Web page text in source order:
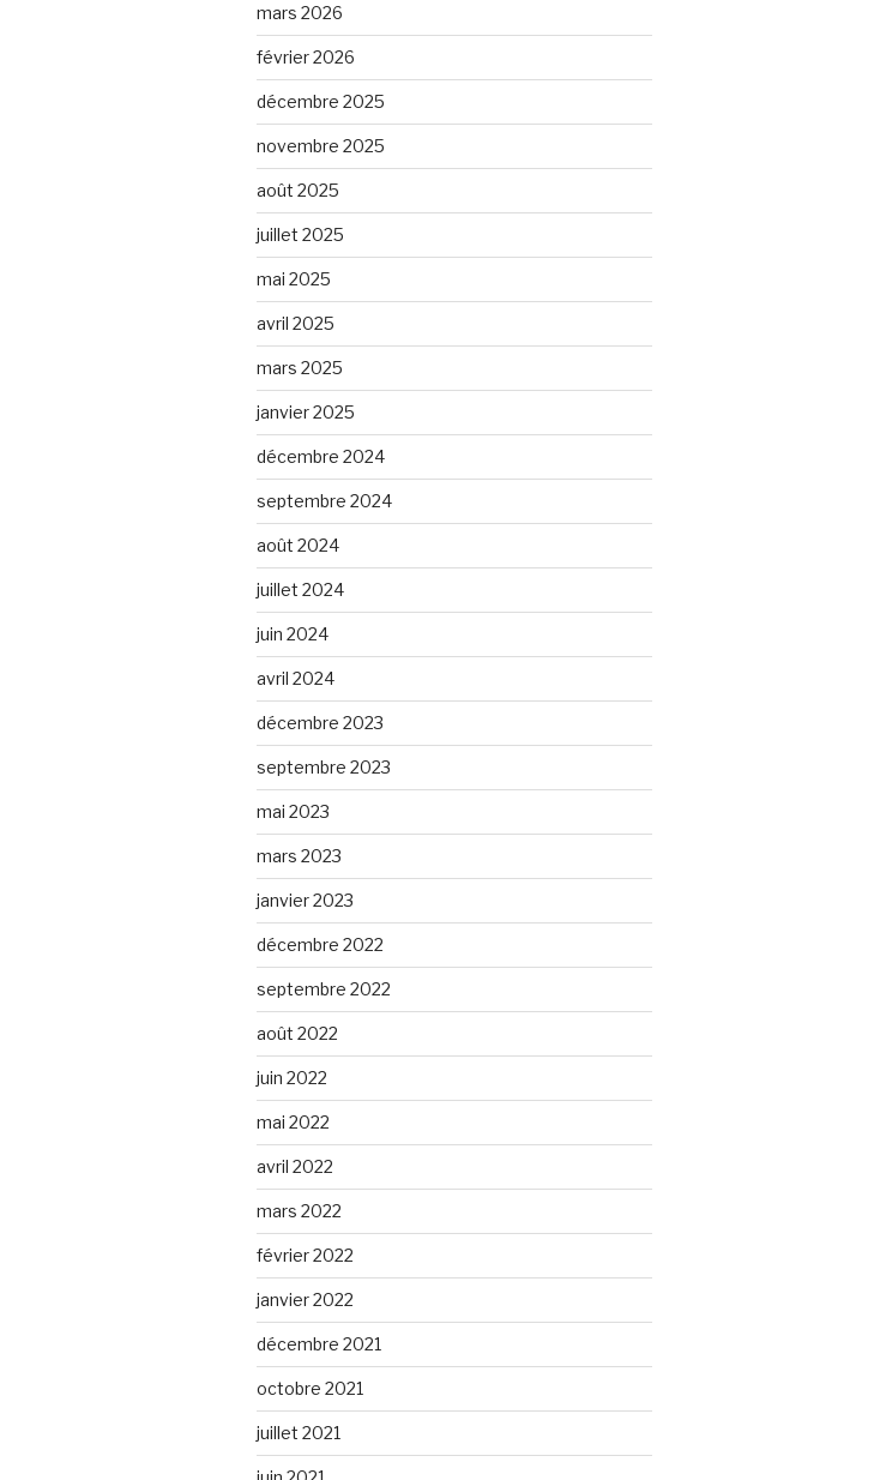
mars 2026
février 2026
décembre 2025
novembre 2025
août 2025
juillet 2025
mai 2025
avril 2025
mars 2025
janvier 2025
décembre 2024
septembre 2024
août 2024
juillet 2024
juin 2024
avril 2024
décembre 2023
septembre 2023
mai 2023
mars 2023
janvier 2023
décembre 2022
septembre 2022
août 2022
juin 2022
mai 2022
avril 2022
mars 2022
février 2022
janvier 2022
décembre 2021
octobre 2021
juillet 2021